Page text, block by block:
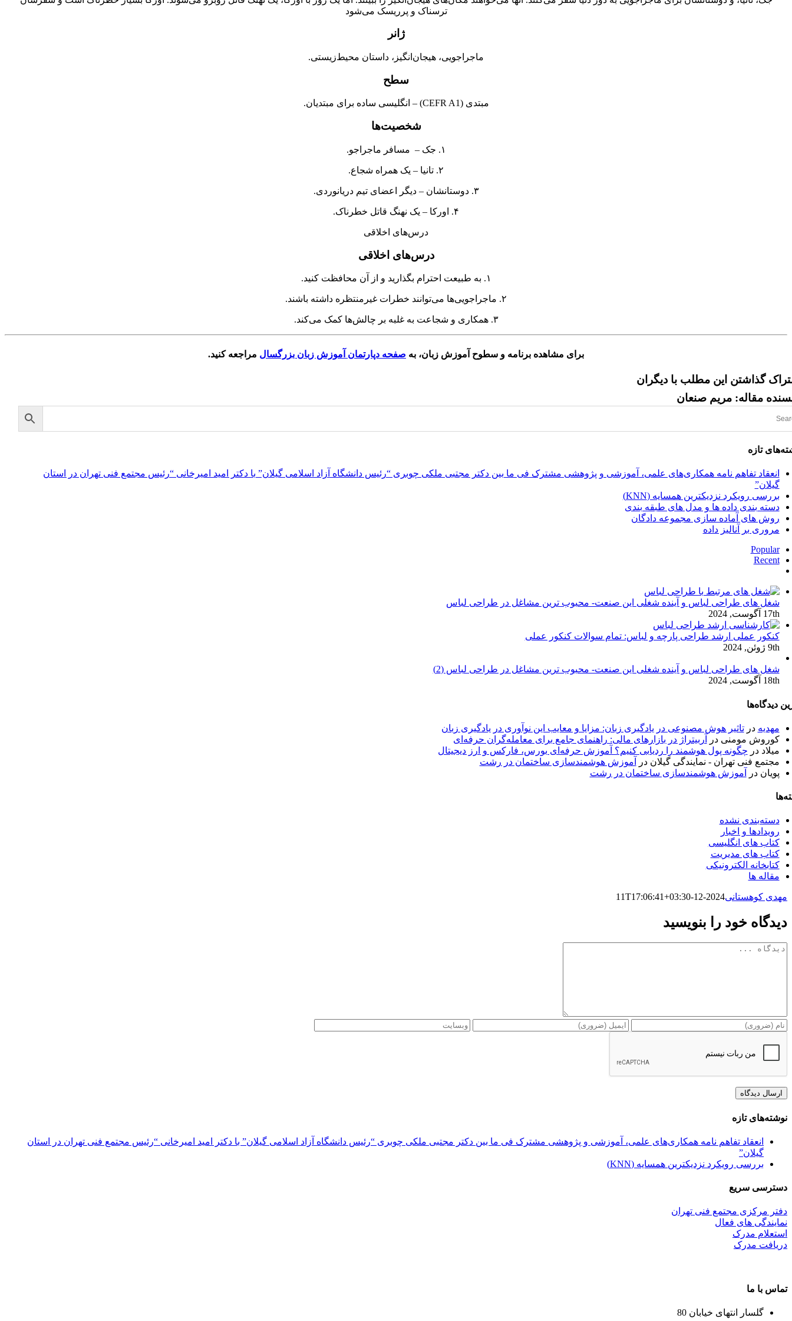
ترسناک و پرریسک می‌شود
ژانر
ماجراجویی، هیجان‌انگیز، داستان محیط‌زیستی.
سطح
مبتدی (CEFR A1) – انگلیسی ساده برای مبتدیان.
شخصیت‌ها
۱. جک – مسافر ماجراجو.
۲. تانیا – یک همراه شجاع.
۳. دوستانشان – دیگر اعضای تیم دریانوردی.
۴. اورکا – یک نهنگ قاتل خطرناک.
درس‌های اخلاقی
درس‌های اخلاقی
۱. به طبیعت احترام بگذارید و از آن محافظت کنید.
۲. ماجراجویی‌ها می‌توانند خطرات غیرمنتظره داشته باشند.
۳. همکاری و شجاعت به غلبه بر چالش‌ها کمک می‌کند.
برای مشاهده برنامه و سطوح آموزش زبان، به صفحه دپارتمان آموزش زبان بزرگسال مراجعه کنید.
گذاشتن این مطلب با دیگران
مقاله: مریم صنعان
تازه
انعقاد تفاهم نامه همکاری‌های علمی، آموزشی و پژوهشی مشترک فی ما بین دکتر مجتبی ملکی چوبری “رئیس دانشگاه آزاد اسلامی گیلان” با دکتر امید امیرخانی “رئیس مجتمع فنی تهران در استان
گیلان”
بررسی رویکرد نزدیکترین همسایه (KNN)
دسته‌ بندی داده‌ ها و مدل‌ های طبقه‌ بندی
روش های آماده سازی مجموعه دادگان
مروری بر آنالیز داده
Popular
Recent
شغل های طراحی لباس و آینده شغلی این صنعت- محبوب ترین مشاغل در طراحی لباس
17th آگوست, 2024
کنکور عملی ارشد طراحی پارچه و لباس: تمام سوالات کنکور عملی
9th ژوئن, 2024
شغل های طراحی لباس و آینده شغلی این صنعت- محبوب ترین مشاغل در طراحی لباس (2)
18th آگوست, 2024
دیدگاه‌ها
مهدیه درتاثیر هوش مصنوعی در یادگیری زبان: مزایا و معایب این نوآوری در یادگیری زبان
کوروش مومنی در
آربیتراژ در بازارهای مالی: راهنمای جامع برای معامله‌گران حرفه‌ای
میلاد در چگونه پول هوشمند را ردیابی کنیم؟ آموزش حرفه‌ای بورس، فارکس و ارز دیجیتال
مجتمع فنی تهران - نمایندگی گیلان در
آموزش هوشمندسازی ساختمان در رشت
پویان در آموزش هوشمندسازی ساختمان در رشت
دسته‌بندی نشده
رویدادها و اخبار
کتاب های انگلیسی
کتاب های مدیریت
کتابخانه الکترونیکی
مقاله ها
مهدی کوهستانی2024-12-11T17:06:41+03:30
دیدگاه خود را بنویسید
دیدگاه
نوشته‌های تازه
انعقاد تفاهم نامه همکاری‌های علمی، آموزشی و پژوهشی مشترک فی ما بین دکتر مجتبی ملکی چوبری “رئیس دانشگاه آزاد اسلامی گیلان” با دکتر امید امیرخانی “رئیس مجتمع فنی تهران در استان
گیلان”
بررسی رویکرد نزدیکترین همسایه (KNN)
دسترسی سریع
دفتر مرکزی مجتمع فنی تهران
نمایندگی های فعال
استعلام مدرک
دریافت مدرک
تماس با ما
گلسار انتهای خیابان 80